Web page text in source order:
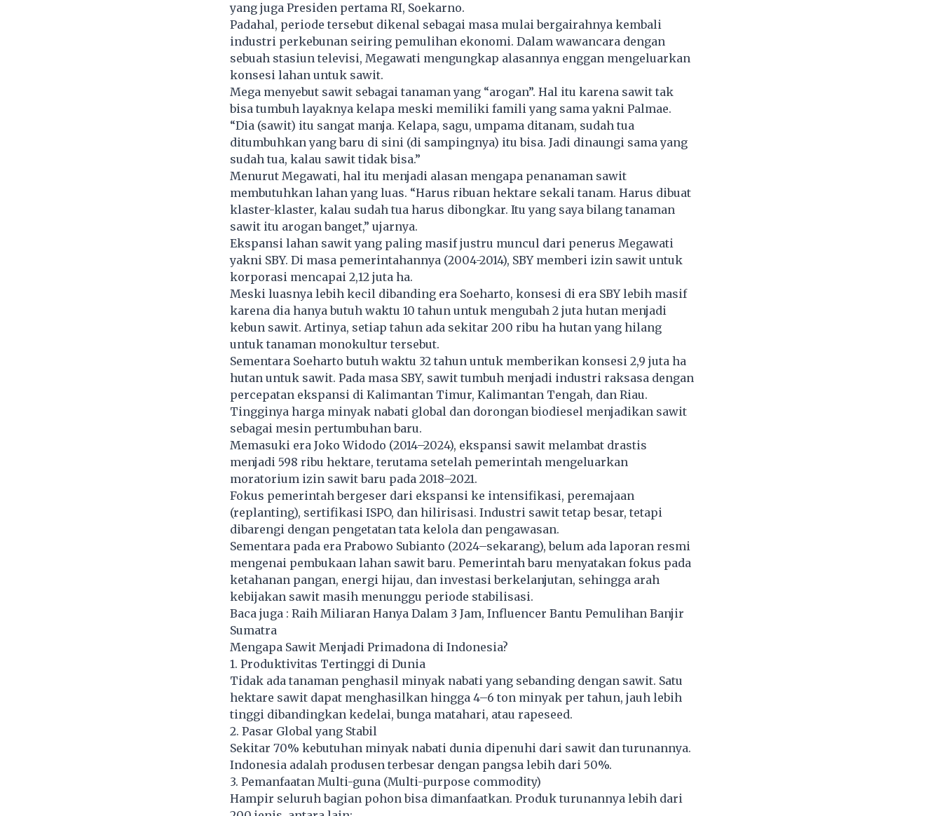
yang juga Presiden pertama RI, Soekarno.
Padahal, periode tersebut dikenal sebagai masa mulai bergairahnya kembali
industri perkebunan seiring pemulihan ekonomi. Dalam wawancara dengan
sebuah stasiun televisi, Megawati mengungkap alasannya enggan mengeluarkan
konsesi lahan untuk sawit.
Mega menyebut sawit sebagai tanaman yang “arogan”. Hal itu karena sawit tak
bisa tumbuh layaknya kelapa meski memiliki famili yang sama yakni Palmae.
“Dia (sawit) itu sangat manja. Kelapa, sagu, umpama ditanam, sudah tua
ditumbuhkan yang baru di sini (di sampingnya) itu bisa. Jadi dinaungi sama yang
sudah tua, kalau sawit tidak bisa.”
Menurut Megawati, hal itu menjadi alasan mengapa penanaman sawit
membutuhkan lahan yang luas. “Harus ribuan hektare sekali tanam. Harus dibuat
klaster-klaster, kalau sudah tua harus dibongkar. Itu yang saya bilang tanaman
sawit itu arogan banget,” ujarnya.
Ekspansi lahan sawit yang paling masif justru muncul dari penerus Megawati
yakni SBY. Di masa pemerintahannya (2004-2014), SBY memberi izin sawit untuk
korporasi mencapai 2,12 juta ha.
Meski luasnya lebih kecil dibanding era Soeharto, konsesi di era SBY lebih masif
karena dia hanya butuh waktu 10 tahun untuk mengubah 2 juta hutan menjadi
kebun sawit. Artinya, setiap tahun ada sekitar 200 ribu ha hutan yang hilang
untuk tanaman monokultur tersebut.
Sementara Soeharto butuh waktu 32 tahun untuk memberikan konsesi 2,9 juta ha
hutan untuk sawit. Pada masa SBY, sawit tumbuh menjadi industri raksasa dengan
percepatan ekspansi di Kalimantan Timur, Kalimantan Tengah, dan Riau.
Tingginya harga minyak nabati global dan dorongan biodiesel menjadikan sawit
sebagai mesin pertumbuhan baru.
Memasuki era Joko Widodo (2014–2024), ekspansi sawit melambat drastis
menjadi 598 ribu hektare, terutama setelah pemerintah mengeluarkan
moratorium izin sawit baru pada 2018–2021.
Fokus pemerintah bergeser dari ekspansi ke intensifikasi, peremajaan
(replanting), sertifikasi ISPO, dan hilirisasi. Industri sawit tetap besar, tetapi
dibarengi dengan pengetatan tata kelola dan pengawasan.
Sementara pada era Prabowo Subianto (2024–sekarang), belum ada laporan resmi
mengenai pembukaan lahan sawit baru. Pemerintah baru menyatakan fokus pada
ketahanan pangan, energi hijau, dan investasi berkelanjutan, sehingga arah
kebijakan sawit masih menunggu periode stabilisasi.
Baca juga : Raih Miliaran Hanya Dalam 3 Jam, Influencer Bantu Pemulihan Banjir
Sumatra
Mengapa Sawit Menjadi Primadona di Indonesia?
1. Produktivitas Tertinggi di Dunia
Tidak ada tanaman penghasil minyak nabati yang sebanding dengan sawit. Satu
hektare sawit dapat menghasilkan hingga 4–6 ton minyak per tahun, jauh lebih
tinggi dibandingkan kedelai, bunga matahari, atau rapeseed.
2. Pasar Global yang Stabil
Sekitar 70% kebutuhan minyak nabati dunia dipenuhi dari sawit dan turunannya.
Indonesia adalah produsen terbesar dengan pangsa lebih dari 50%.
3. Pemanfaatan Multi-guna (Multi-purpose commodity)
Hampir seluruh bagian pohon bisa dimanfaatkan. Produk turunannya lebih dari